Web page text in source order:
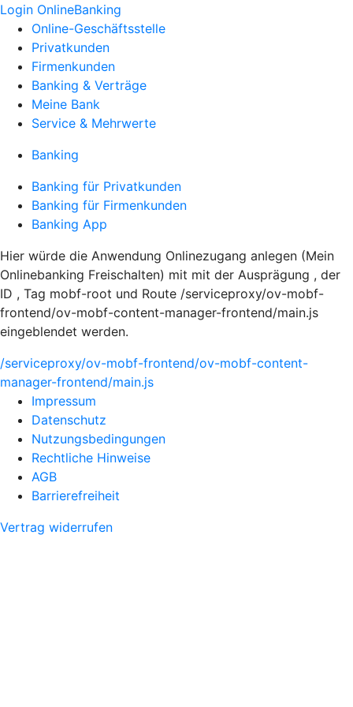
Login OnlineBanking
Online-Geschäftsstelle
Privatkunden
Firmenkunden
Banking & Verträge
Meine Bank
Service & Mehrwerte
Banking
Banking für Privatkunden
Banking für Firmenkunden
Banking App
Hier würde die Anwendung Onlinezugang anlegen (Mein
Onlinebanking Freischalten) mit mit der Ausprägung , der
ID , Tag mobf-root und Route /serviceproxy/ov-mobf-
frontend/ov-mobf-content-manager-frontend/main.js
eingeblendet werden.
/serviceproxy/ov-mobf-frontend/ov-mobf-content-
manager-frontend/main.js
Impressum
Datenschutz
Nutzungsbedingungen
Rechtliche Hinweise
AGB
Barrierefreiheit
Vertrag widerrufen